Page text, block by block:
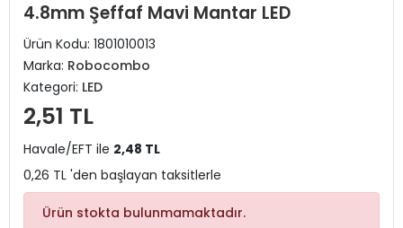
4.8mm Şeffaf Mavi Mantar LED
Ürün Kodu: 1801010013
Marka: Robocombo
Kategori: LED
2,51 TL
Havale/EFT ile 2,48 TL
0,26 TL 'den başlayan taksitlerle
Ürün stokta bulunmamaktadır.